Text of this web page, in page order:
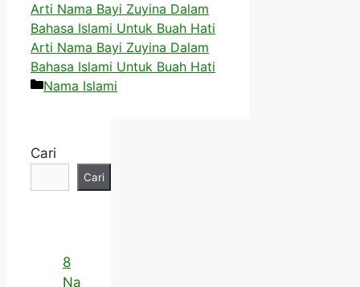
Arti Nama Bayi Zuyina Dalam
Bahasa Islami Untuk Buah Hati
Arti Nama Bayi Zuyina Dalam
Bahasa Islami Untuk Buah Hati
Kategori
Nama Islami
Cari
Cari
8
Na